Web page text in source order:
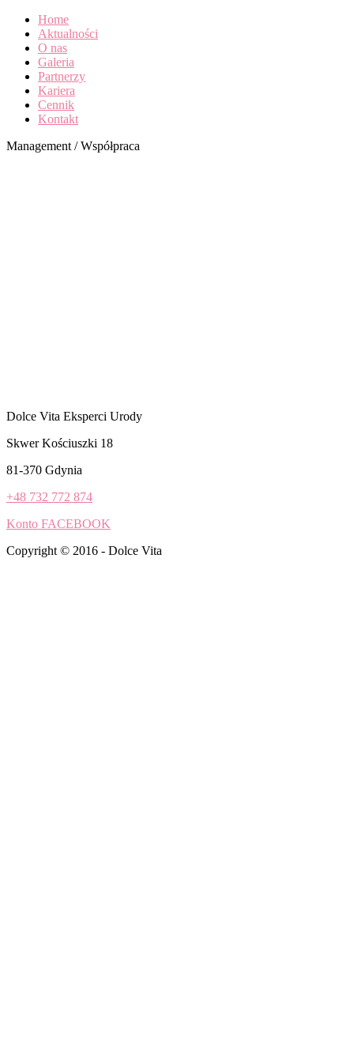
Home
Aktualności
O nas
Galeria
Partnerzy
Kariera
Cennik
Kontakt
Management / Współpraca
Dolce Vita Eksperci Urody
Skwer Kościuszki 18
81-370 Gdynia
+48 732 772 874
Konto FACEBOOK
Copyright © 2016 - Dolce Vita